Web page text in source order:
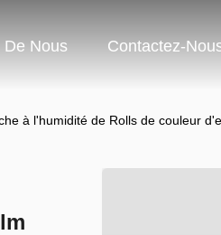
De Nous Contactez-
à l'humidité de Rolls de couleur